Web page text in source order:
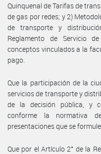
Quinquenal de Tarifas de
de gas por redes; y 2)
de transporte y
Reglamento de Servicio
conceptos vinculados a la
pago.
Que la participación de la
servicios de transporte y
de la decisión pública, y
conforme la normativa
presentaciones que se
Que por el Artículo 2° de la